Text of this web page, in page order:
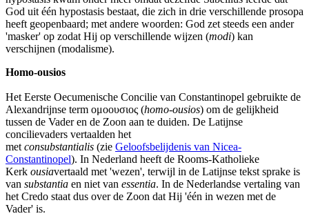
God uit één hypostasis bestaat, die zich in drie verschillende prosopa
heeft geopenbaard; met andere woorden: God zet steeds een ander
'masker' op zodat Hij op verschillende wijzen (modi) kan
verschijnen (modalisme).
Homo-ousios
Het Eerste Oecumenische Concilie van Constantinopel gebruikte de
Alexandrijnse term ομοουσιος (homo-ousios) om de gelijkheid
tussen de Vader en de Zoon aan te duiden. De Latijnse
concilievaders vertaalden het
met consubstantialis (zie Geloofsbelijdenis van Nicea-
Constantinopel). In Nederland heeft de Rooms-Katholieke
Kerk ousiavertaald met 'wezen', terwijl in de Latijnse tekst sprake is
van substantia en niet van essentia. In de Nederlandse vertaling van
het Credo staat dus over de Zoon dat Hij 'één in wezen met de
Vader' is.